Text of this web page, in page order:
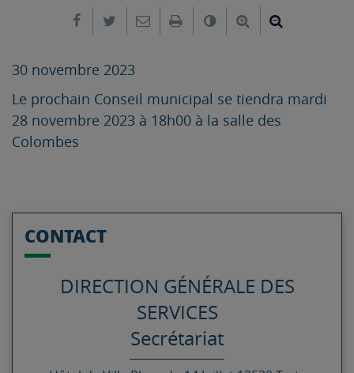
Partager sur Facebook
Partager sur Twitter
Envoyer par e-mail
ImprimerChanger leAgrandir le
30 novembre 2023
Le prochain Conseil municipal se tiendra mardi
28 novembre 2023 à 18h00 à la salle des
Colombes
CONTACT
DIRECTION GÉNÉRALE DES
SERVICES
Secrétariat